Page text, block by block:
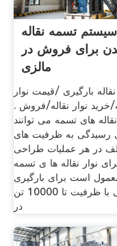
سیستم تسمه نقاله
برای فروش در
مالزی
نقاله بارگیری /قیمت نوار
خرید نوار نقاله/فروش .
نقاله های تسمه می توانند
رسیدگی به ظرفیت های
در هر عملیات طراحی
نوار نقاله ها ی تسمه
است برای بارگیری
کشتی با ظرفیت تا 10000 تن
در